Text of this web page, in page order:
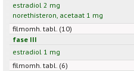
estradiol 2 mg
norethisteron, acetaat 1 mg
filmomh. tabl. (10)
fase III
estradiol 1 mg
filmomh. tabl. (6)